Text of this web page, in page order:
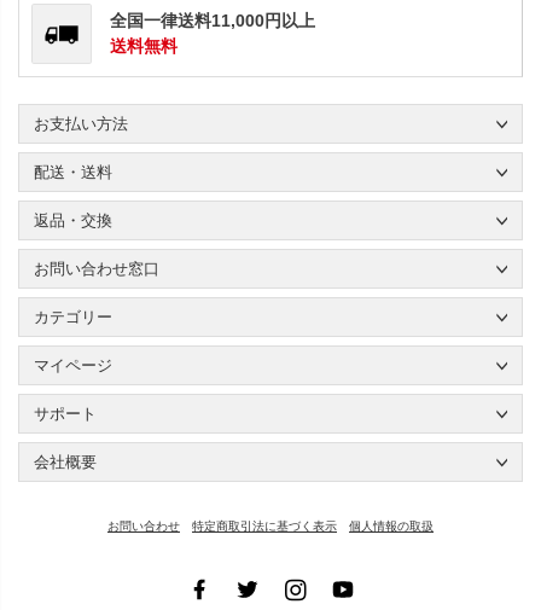
全国一律送料11,000円以上
送料無料
お支払い方法
配送・送料
返品・交換
お問い合わせ窓口
カテゴリー
マイページ
サポート
会社概要
お問い合わせ 特定商取引法に基づく表示 個人情報の取扱